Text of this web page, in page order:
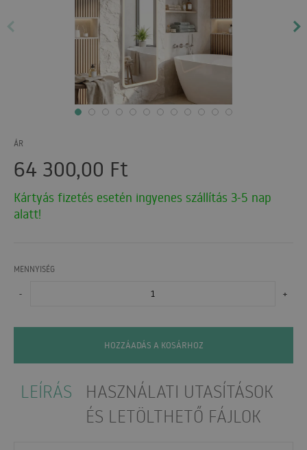
ÁR
64 300,00 Ft
Kártyás fizetés esetén ingyenes szállítás 3-5 nap
alatt!
MENNYISÉG
- +
HOZZÁADÁS A KOSÁRHOZ
LEÍRÁS
HASZNÁLATI UTASÍTÁSOK
ÉS LETÖLTHETŐ FÁJLOK